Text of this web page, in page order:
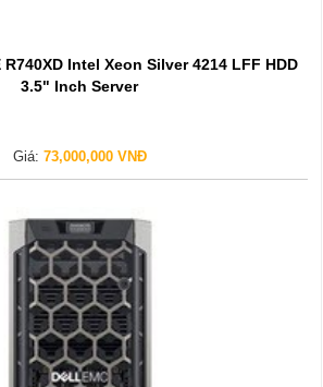
R740XD Intel Xeon Silver 4214 LFF HDD
3.5" Inch Server
Giá: 73,000,000 VNĐ